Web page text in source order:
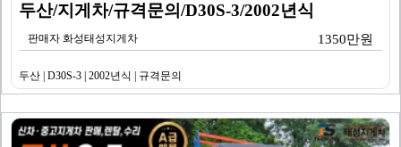
두산/지게차/규격문의/D30S-3/2002년식
판매자 화성태성지게차 1350만원
두산 | D30S-3 | 2002년식 | 규격문의